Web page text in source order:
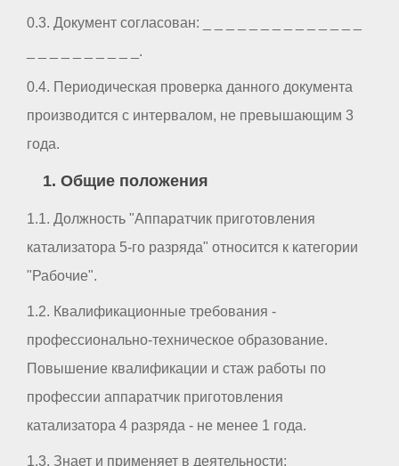
0.3. Документ согласован: _ _ _ _ _ _ _ _ _ _ _ _ _ _
_ _ _ _ _ _ _ _ _ _.
0.4. Периодическая проверка данного документа
производится с интервалом, не превышающим 3
года.
1. Общие положения
1.1. Должность "Аппаратчик приготовления
катализатора 5-го разряда" относится к категории
"Рабочие".
1.2. Квалификационные требования -
профессионально-техническое образование.
Повышение квалификации и стаж работы по
профессии аппаратчик приготовления
катализатора 4 разряда - не менее 1 года.
1.3. Знает и применяет в деятельности: